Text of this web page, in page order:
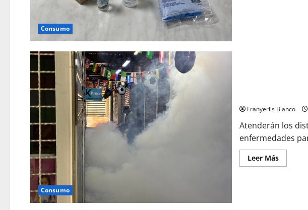
Consumo
Consumo
Franyerlis Blanco
Atenderán los
enfermedades
Leer Más